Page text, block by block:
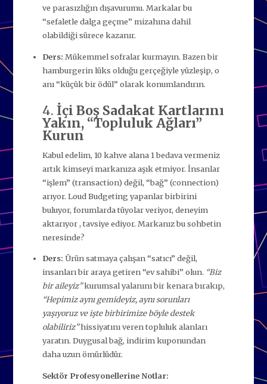
ve parasızlığın dışavurumu. Markalar bu
“sefaletle dalga geçme” mizahına dahil
olabildiği sürece kazanır.
Ders: Mükemmel sofralar kurmayın. Bazen bir
hamburgerin lüks olduğu gerçeğiyle yüzleşip, o
anı “küçük bir ödül” olarak konumlandırın.
4. İçi Boş Sadakat Kartlarını
Yakın, “Topluluk Ağları”
Kurun
Kabul edelim, 10 kahve alana 1 bedava vermeniz
artık kimseyi markanıza aşık etmiyor. İnsanlar
“işlem” (transaction) değil, “bağ” (connection)
arıyor. Loud Budgeting yapanlar birbirini
buluyor, forumlarda tüyolar veriyor, deneyim
aktarıyor , tavsiye ediyor. Markanız bu sohbetin
neresinde?
Ders: Ürün satmaya çalışan “satıcı” değil,
insanları bir araya getiren “ev sahibi” olun. “Biz
bir aileyiz”kurumsal yalanını bir kenara bırakıp,
“Hepimiz aynı gemideyiz, aynı sorunları
yaşıyoruz ve işte birbirimize böyle destek
olabiliriz”hissiyatını veren topluluk alanları
yaratın. Duygusal bağ, indirim kuponundan
daha uzun ömürlüdür.
Sektör Profesyonellerine Notlar: